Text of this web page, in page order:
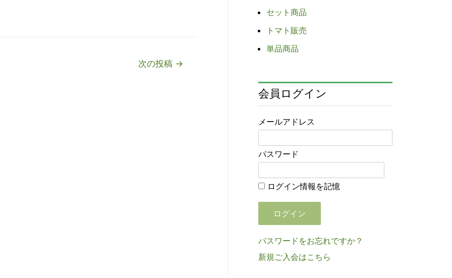
次の投稿 →
セット商品
トマト販売
単品商品
会員ログイン
メールアドレス
パスワード
ログイン情報を記憶
パスワードをお忘れですか？
新規ご入会はこちら